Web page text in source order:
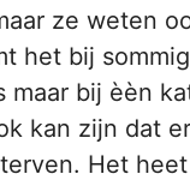
ze weten
het bij
maar bij èèn
kan zijn dat
Het